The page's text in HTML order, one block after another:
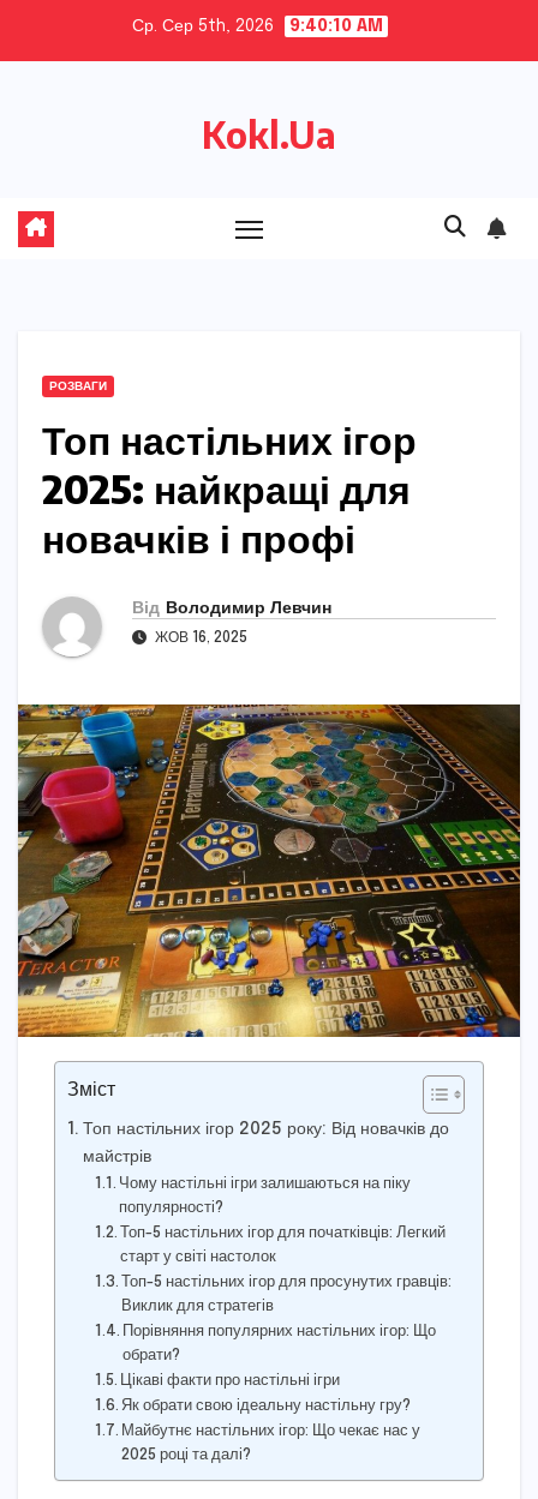
Ср. Сер 5th, 2026 9:40:12 AM
Kokl.Ua
РОЗВАГИ
Топ настільних ігор
2025: найкращі для
новачків і профі
Від Володимир Левчин
ЖОВ 16, 2025
Зміст
Топ настільних ігор 2025 року: Від новачків до
майстрів
Чому настільні ігри залишаються на піку
популярності?
Топ-5 настільних ігор для початківців: Легкий
старт у світі настолок
Топ-5 настільних ігор для просунутих гравців:
Виклик для стратегів
Порівняння популярних настільних ігор: Що
обрати?
Цікаві факти про настільні ігри
Як обрати свою ідеальну настільну гру?
Майбутнє настільних ігор: Що чекає нас у
2025 році та далі?